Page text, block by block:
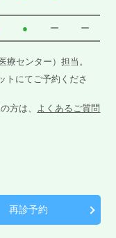
● ー ー
療センター）担当。
トにてご予約くださ
方は、 よくあるご質問
再診予約